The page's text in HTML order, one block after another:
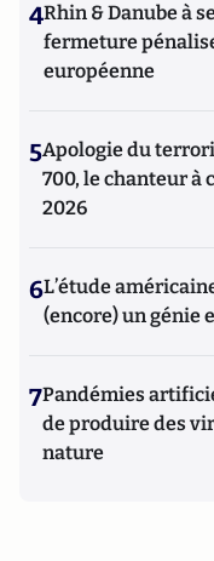
4Rhin & Danube à
fermeture
européenne
5Apologie du
700, le chanteur à
2026
6L’étude
(encore) un génie
7Pandémies
de produire des
nature